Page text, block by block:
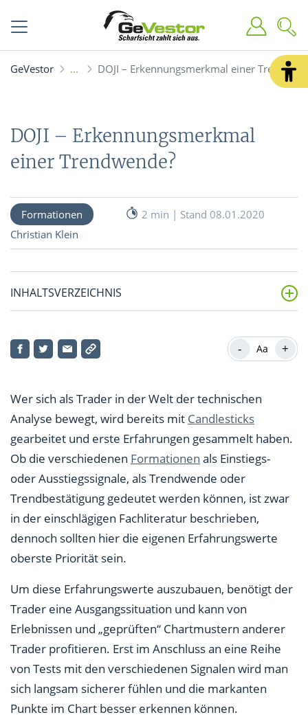
GeVestor DOJI – Erkennungsmerkmal einer
DOJI – Erkennungsmerkmal
einer Trendwende?
Formationen
2 min | Stand 08.01.2020
Christian Klein
INHALTSVERZEICHNIS
Trendfolge und Trendwende anhand eines Dojis
Zeiteinheit bei Chartformationen beachten
- Aa +
Wer sich als Trader in der Welt der technischen
Analyse bewegt, wird bereits mit Candlesticks
gearbeitet und erste Erfahrungen gesammelt haben.
Ob die verschiedenen Formationen als Einstiegs-
oder Ausstiegssignale, als Trendwende oder
Trendbestätigung gedeutet werden können, ist zwar
in der einschlägigen Fachliteratur beschrieben,
dennoch sollten hier die eigenen Erfahrungswerte
oberste Priorität sein.
Um diese Erfahrungswerte auszubauen, benötigt der
Trader eine Ausgangssituation und kann von
Erlebnissen und „geprüften“ Chartmustern anderer
Trader profitieren. Erst im Anschluss an eine Reihe
von Tests mit den verschiedenen Signalen wird man
sich langsam sicherer fühlen und die markanten
Punkte im Chart besser erkennen können.